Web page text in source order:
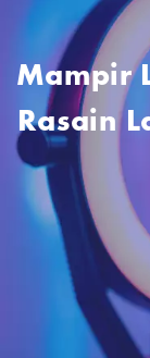
Mampir
Rasain